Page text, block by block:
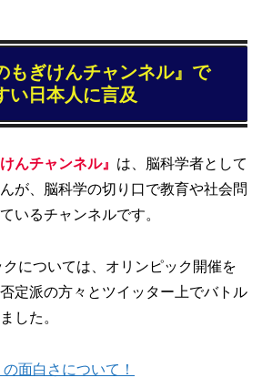
もぎけんチャンネル』で
い日本人に言及
んチャンネル』 は、脳科学者として
が、脳科学の切り口で教育や社会問
いるチャンネルです。
については、オリンピック開催を
定派の方々とツイッター上でバトル
した。
面白さについて！